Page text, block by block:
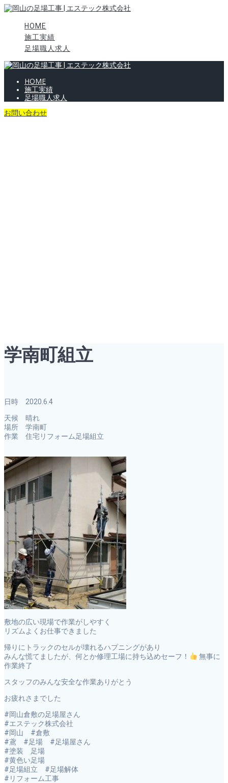
HOME
施工実績
足場職人求人
HOME
施工実績
足場職人求人
お問い合わせ
学南町組立
日時 2020.6.4
天候 晴れ
場所 学南町
作業 住宅リフォーム足場組立
敷地の広い現場で作業がしやすく
リズムよくお仕事できました
帰りにトラックのセルが壊れるハプニングがあり
みんな慌てましたが、何とか修理工場に持ち込めセーフ！
無事に
作業終了
スタッフのみんな安全な作業ありがとう
お疲れさまでした
#岡山倉敷の足場屋さん
#エステック株式会社
#岡山 #倉敷
#鳶 #足場 #足場屋さん
#塗装 足場
#黄色い足場
#足場組立 #足場解体
#リフォーム工事